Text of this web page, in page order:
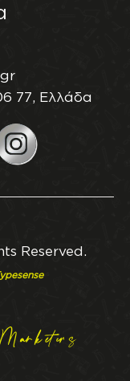
77, Ελλάδα
Reserved.